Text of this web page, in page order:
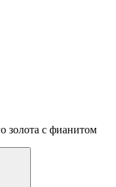
золота с фианитом